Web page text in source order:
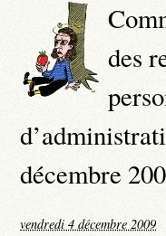
des
décembre
vendredi 4 décembre 2009